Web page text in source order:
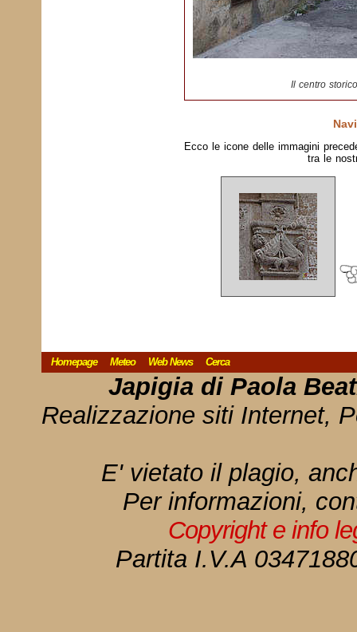
Il centro
Ecco le icone delle immagini
tra le
Homepage Meteo Web News Cerca
Japigia di Paola
Realizzazione siti Internet,
E' vietato il plagio,
Per informazioni,
Copyright e info
Partita I.V.A